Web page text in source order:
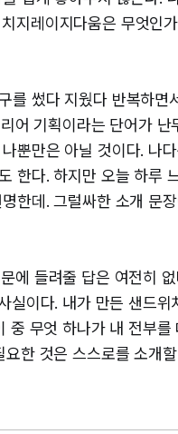
치지레이지다움은 무엇인
를 썼다 지웠다 반복하
어 기획이라는 단어가
뿐만은 아닐 것이다. 나
한다. 하지만 오늘 하루
한데. 그럴싸한 소개 문
에 들려줄 답은 여전히
실이다. 내가 만든 샌드
중 무엇 하나가 내 전부
한 것은 스스로를 소개